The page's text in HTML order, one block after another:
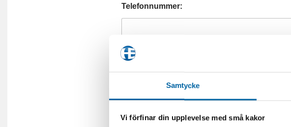
Samtycke
Vi förfinar din upplevelse med små kakor
Telefonnummer:
Frågor (eller önskemål om extrautrustning